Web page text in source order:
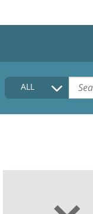
HOME
COLLECTIONS
ALL